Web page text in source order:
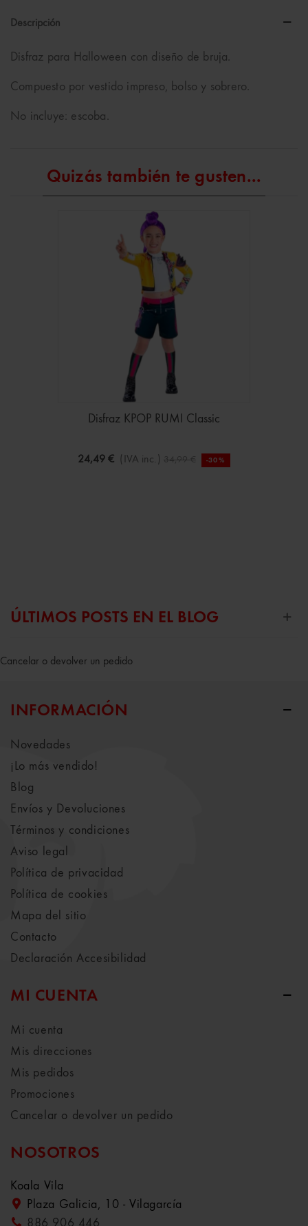
Descripción
Disfraz para Halloween con diseño de bruja.
Compuesto por vestido impreso, bolso y sobrero.
No incluye: escoba.
Quizás también te gusten...
Disfraz KPOP RUMI Classic
24,49 € (IVA inc.) 34,99 € -30%
ÚLTIMOS POSTS EN EL BLOG
Cancelar o devolver un pedido
INFORMACIÓN
Novedades
¡Lo más vendido!
Blog
Envíos y Devoluciones
Términos y condiciones
Aviso legal
Política de privacidad
Política de cookies
Mapa del sitio
Contacto
Declaración Accesibilidad
MI CUENTA
Mi cuenta
Mis direcciones
Mis pedidos
Promociones
Cancelar o devolver un pedido
NOSOTROS
Koala Vila
Plaza Galicia, 10 - Vilagarcía
886 906 446